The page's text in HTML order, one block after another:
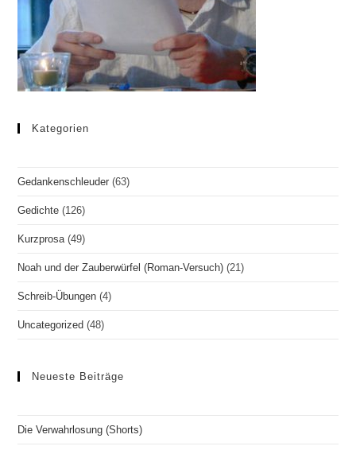
Kategorien
Gedankenschleuder (63)
Gedichte (126)
Kurzprosa (49)
Noah und der Zauberwürfel (Roman-Versuch) (21)
Schreib-Übungen (4)
Uncategorized (48)
Neueste Beiträge
Die Verwahrlosung (Shorts)